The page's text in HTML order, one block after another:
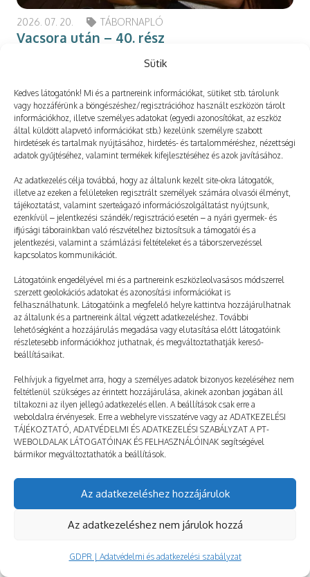
Sütik
Kedves látogatónk! Mi és a partnereink információkat, sütiket stb. tárolunk
vagy hozzáférünk a böngészéshez/regisztrációhoz használt eszközön tárolt
információkhoz, illetve személyes adatokat (egyedi azonosítókat, az eszköz
által küldött alapvető információkat stb.) kezelünk személyre szabott
hirdetések és tartalmak nyújtásához, hirdetés- és tartalomméréshez, nézettségi
adatok gyűjtéséhez, valamint termékek kifejlesztéséhez és azok javításához.
Az adatkezelés célja továbbá, hogy az általunk kezelt site-okra látogatók,
illetve az ezeken a felületeken regisztrált személyek számára olvasói élményt,
tájékoztatást, valamint szerteágazó információszolgáltatást nyújtsunk,
ezenkívül – jelentkezési szándék/regisztráció esetén – a nyári gyermek- és
ifjúsági táborainkban való részvételhez biztosítsuk a támogatói és a
jelentkezési, valamint a számlázási feltételeket és a táborszervezéssel
kapcsolatos kommunikációt.
Látogatóink engedélyével mi és a partnereink eszközleolvasásos módszerrel
szerzett geolokációs adatokat és azonosítási információkat is
felhasználhatunk. Látogatóink a megfelelő helyre kattintva hozzájárulhatnak
az általunk és a partnereink által végzett adatkezeléshez. További
lehetőségként a hozzájárulás megadása vagy elutasítása előtt látogatóink
részletesebb információkhoz juthatnak, és megváltoztathatják kereső-
beállításaikat.
Felhívjuk a figyelmet arra, hogy a személyes adatok bizonyos kezeléséhez nem
feltétlenül szükséges az érintett hozzájárulása, akinek azonban jogában áll
tiltakozni az ilyen jellegű adatkezelés ellen. A beállítások csak erre a
weboldalra érvényesek. Erre a webhelyre visszatérve vagy az ADATKEZELÉSI
TÁJÉKOZTATÓ, ADATVÉDELMI ÉS ADATKEZELÉSI SZABÁLYZAT A PT-
WEBOLDALAK LÁTOGATÓINAK ÉS FELHASZNÁLÓINAK segítségével
bármikor megváltoztathatók a beállítások.
Az adatkezeléshez hozzájárulok
Az adatkezeléshez nem járulok hozzá
GDPR | Adatvédelmi és adatkezelési szabályzat
2026. 07. 20. TÁBORNAPLÓ
Vacsora után – 40. rész
Patrik: Nem tudom, hogy minek a hatására, de
mellettem marad a nővérével együtt, mert…
2026. 07. 15. TÁBORNAPLÓ
Vacsora – 39. rész
hogy egy órára eltűntem. De csak a lányok teszik
szóvá. Nándi még mindig a trambulinon…